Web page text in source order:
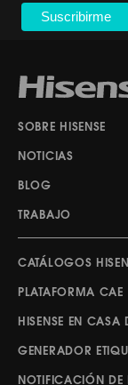
SOBRE HISENSE
NOTICIAS
BLOG
TRABAJO
CATÁLOGOS
PLATAFORMA CAE
HISENSE EN CASA
GENERADOR
NOTIFICACIÓN DE